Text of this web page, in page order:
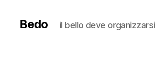
Bedo il bello deve organizzarsi